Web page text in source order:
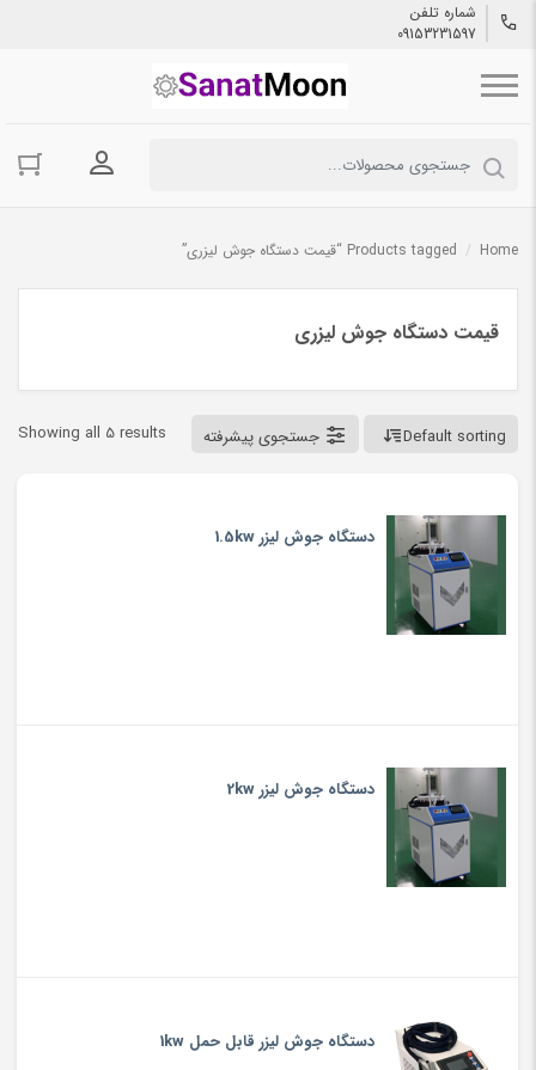
شماره تلفن
09153231597
ورود به
Home
/ Products tagged “قیمت دستگاه جوش لیزری”
قیمت دستگاه جوش لیزری
Showing all 5 results Default sorting جستجوی پیشرفته
دستگاه جوش لیزر 1.5kw
دستگاه جوش لیزر 2kw
دستگاه جوش لیزر قابل حمل 1kw